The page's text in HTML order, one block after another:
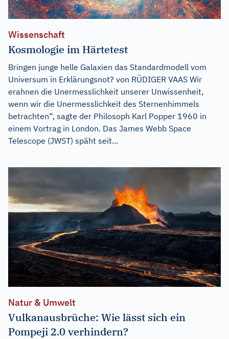
Wissenschaft
Kosmologie im Härtetest
Bringen junge helle Galaxien das Standardmodell vom
Universum in Erklärungsnot? von RÜDIGER VAAS Wir
erahnen die Unermesslichkeit unserer Unwissenheit,
wenn wir die Unermesslichkeit des Sternenhimmels
betrachten“, sagte der Philosoph Karl Popper 1960 in
einem Vortrag in London. Das James Webb Space
Telescope (JWST) späht seit...
Natur & Umwelt
Vulkanausbrüche: Wie lässt sich ein
Pompeji 2.0 verhindern?